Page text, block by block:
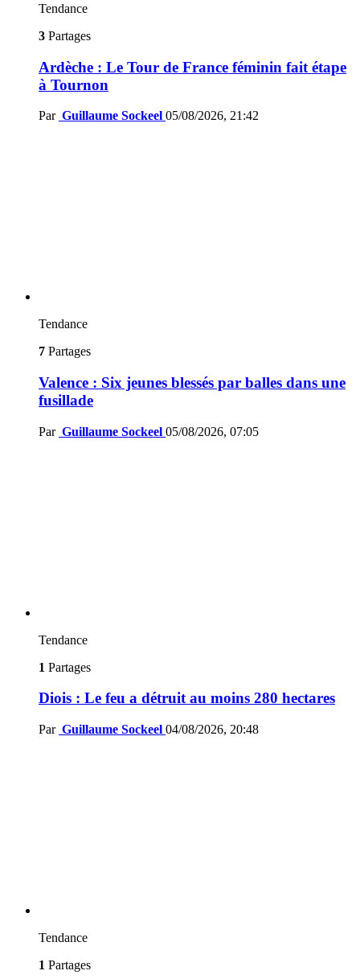
Tendance
3 Partages
Ardèche : Le Tour de France féminin fait étape
à Tournon
Par Guillaume Sockeel 05/08/2026, 21:42
Tendance
7 Partages
Valence : Six jeunes blessés par balles dans une
fusillade
Par Guillaume Sockeel 05/08/2026, 07:05
Tendance
1 Partages
Diois : Le feu a détruit au moins 280 hectares
Par Guillaume Sockeel 04/08/2026, 20:48
Tendance
1 Partages